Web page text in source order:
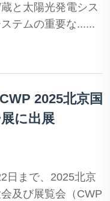
と太陽光発電シス
テムの重要な......
2025北京国
に出展
日まで、2025北京
及び展覧会（CWP